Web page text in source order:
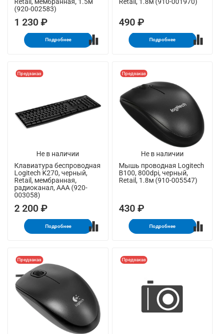
(920-002583)
1 230 ₽
Подробнее
490 ₽
Подробнее
Не в наличии
Предзаказ
Клавиатура беспроводная
Logitech K270, черный,
Retail, мембранная,
радиоканал, AAA (920-
003058)
2 200 ₽
Подробнее
Не в наличии
Предзаказ
Мышь проводная Logitech
B100, 800dpi, черный,
Retail, 1.8м (910-005547)
430 ₽
Подробнее
Предзаказ Предзаказ